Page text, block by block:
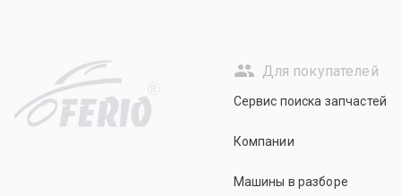
R
Для покупателей
Сервис поиска запчастей
Компании
Машины в разборе